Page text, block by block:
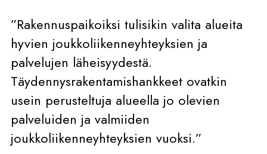
”Rakennuspaikoiksi tulisikin valita alueita
hyvien joukkoliikenneyhteyksien ja
palvelujen läheisyydestä.
Täydennysrakentamishankkeet ovatkin
usein perusteltuja alueella jo olevien
palveluiden ja valmiiden
joukkoliikenneyhteyksien vuoksi.”